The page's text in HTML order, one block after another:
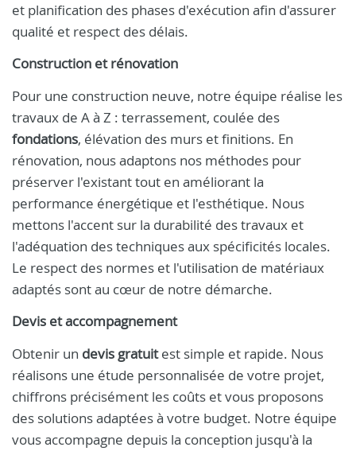
et planification des phases d'exécution afin d'assurer
qualité et respect des délais.
Construction et rénovation
Pour une construction neuve, notre équipe réalise les
travaux de A à Z : terrassement, coulée des
fondations, élévation des murs et finitions. En
rénovation, nous adaptons nos méthodes pour
préserver l'existant tout en améliorant la
performance énergétique et l'esthétique. Nous
mettons l'accent sur la durabilité des travaux et
l'adéquation des techniques aux spécificités locales.
Le respect des normes et l'utilisation de matériaux
adaptés sont au cœur de notre démarche.
Devis et accompagnement
Obtenir un devis gratuitest simple et rapide. Nous
réalisons une étude personnalisée de votre projet,
chiffrons précisément les coûts et vous proposons
des solutions adaptées à votre budget. Notre équipe
vous accompagne depuis la conception jusqu'à la